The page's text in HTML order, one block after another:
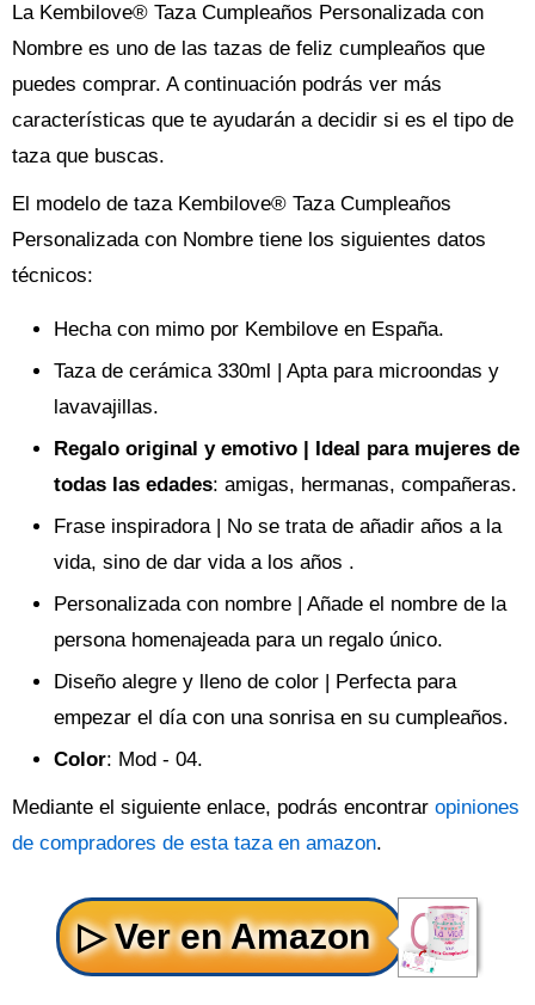
La Kembilove® Taza Cumpleaños Personalizada con
Nombre es uno de las tazas de feliz cumpleaños que
puedes comprar. A continuación podrás ver más
características que te ayudarán a decidir si es el tipo de
taza que buscas.
El modelo de taza Kembilove® Taza Cumpleaños
Personalizada con Nombre tiene los siguientes datos
técnicos:
Hecha con mimo por Kembilove en España.
Taza de cerámica 330ml | Apta para microondas y
lavavajillas.
Regalo original y emotivo | Ideal para mujeres de
todas las edades: amigas, hermanas, compañeras.
Frase inspiradora | No se trata de añadir años a la
vida, sino de dar vida a los años .
Personalizada con nombre | Añade el nombre de la
persona homenajeada para un regalo único.
Diseño alegre y lleno de color | Perfecta para
empezar el día con una sonrisa en su cumpleaños.
Color: Mod - 04.
Mediante el siguiente enlace, podrás encontrar opiniones
de compradores de esta taza en amazon.